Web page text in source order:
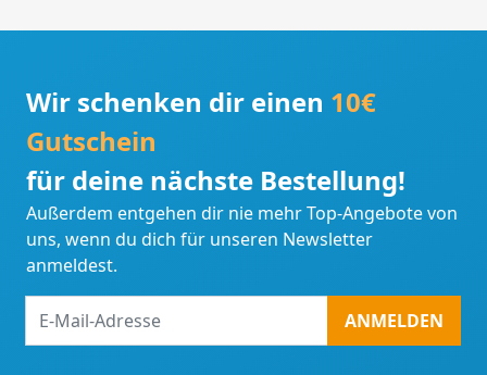
Wir schenken dir einen 10€
Gutschein
für deine nächste Bestellung!
Außerdem entgehen dir nie mehr Top-Angebote von
uns, wenn du dich für unseren Newsletter
anmeldest.
Mail-
ANMELDEN